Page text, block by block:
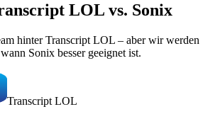
LOL vs. Sonix
hinter Transcript LOL – aber wir werden
Sonix besser geeignet ist.
Transcript LOL